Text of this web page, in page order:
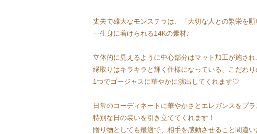
丈夫で雄大なモンステラは、「大切な人との繁栄を
一生身に着けられる14Kの素材♪
立体的に見えるように中心部分はマット加工が施され
縁取りはキラキラと輝く仕様になっている、こだわり
1つでゴージャスに華やかに演出してくれます♡
日常のコーディネートに華やかさとエレガンスをプラ
特別な日の装いを引き立ててくれます！
贈り物としても最適で、相手を感動させること間違い